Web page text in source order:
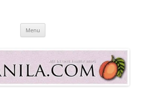
Blog
Menu